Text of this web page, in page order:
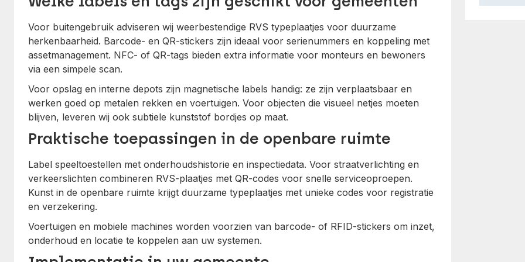
Voor buitengebruik adviseren wij weerbestendige RVS typeplaatjes voor duurzame
herkenbaarheid. Barcode- en QR-stickers zijn ideaal voor serienummers en koppeling met
assetmanagement. NFC- of QR-tags bieden extra informatie voor monteurs en bewoners
via een simpele scan.
Voor opslag en interne depots zijn magnetische labels handig: ze zijn verplaatsbaar en
werken goed op metalen rekken en voertuigen. Voor objecten die visueel netjes moeten
blijven, leveren wij ook subtiele kunststof bordjes op maat.
Praktische toepassingen in de openbare ruimte
Label speeltoestellen met onderhoudshistorie en inspectiedata. Voor straatverlichting en
verkeerslichten combineren RVS-plaatjes met QR-codes voor snelle serviceoproepen.
Kunst in de openbare ruimte krijgt duurzame typeplaatjes met unieke codes voor registratie
en verzekering.
Voertuigen en mobiele machines worden voorzien van barcode- of RFID-stickers om inzet,
onderhoud en locatie te koppelen aan uw systemen.